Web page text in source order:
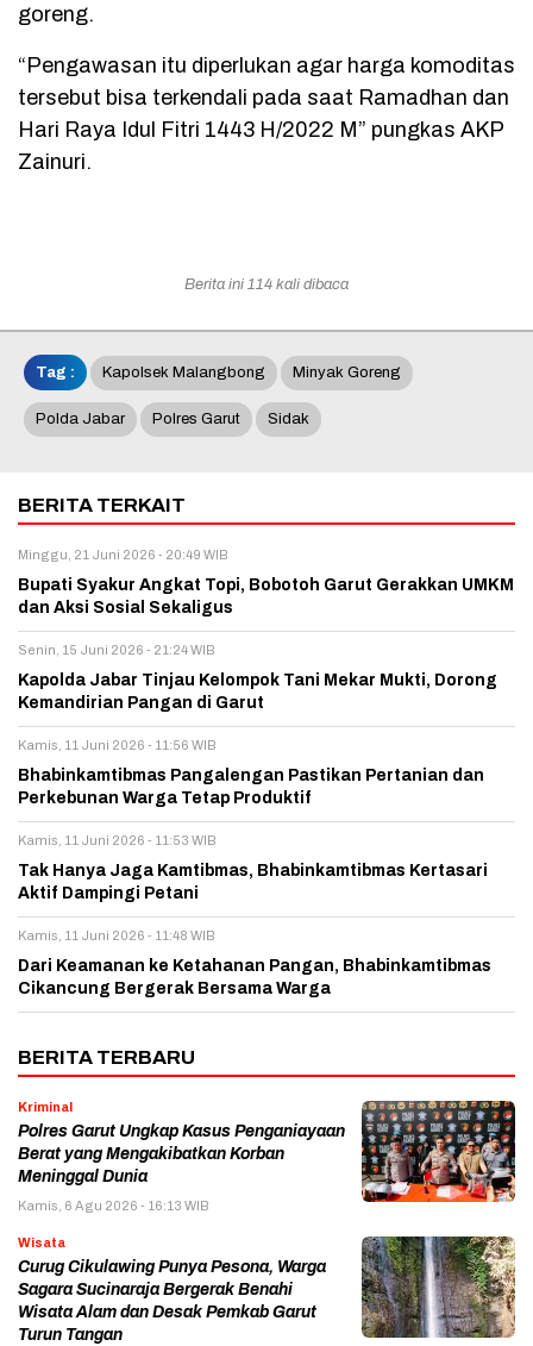
goreng.
“Pengawasan itu diperlukan agar harga komoditas
tersebut bisa terkendali pada saat Ramadhan dan
Hari Raya Idul Fitri 1443 H/2022 M” pungkas AKP
Zainuri.
Berita ini 114 kali dibaca
Tag : Kapolsek Malangbong Minyak Goreng
Polda Jabar Polres Garut Sidak
BERITA TERKAIT
Minggu, 21 Juni 2026 - 20:49 WIB
Bupati Syakur Angkat Topi, Bobotoh Garut Gerakkan UMKM
dan Aksi Sosial Sekaligus
Senin, 15 Juni 2026 - 21:24 WIB
Kapolda Jabar Tinjau Kelompok Tani Mekar Mukti, Dorong
Kemandirian Pangan di Garut
Kamis, 11 Juni 2026 - 11:56 WIB
Bhabinkamtibmas Pangalengan Pastikan Pertanian dan
Perkebunan Warga Tetap Produktif
Kamis, 11 Juni 2026 - 11:53 WIB
Tak Hanya Jaga Kamtibmas, Bhabinkamtibmas Kertasari
Aktif Dampingi Petani
Kamis, 11 Juni 2026 - 11:48 WIB
Dari Keamanan ke Ketahanan Pangan, Bhabinkamtibmas
Cikancung Bergerak Bersama Warga
BERITA TERBARU
Kriminal
Polres Garut Ungkap Kasus Penganiayaan
Berat yang Mengakibatkan Korban
Meninggal Dunia
Kamis, 6 Agu 2026 - 16:13 WIB
Wisata
Curug Cikulawing Punya Pesona, Warga
Sagara Sucinaraja Bergerak Benahi
Wisata Alam dan Desak Pemkab Garut
Turun Tangan